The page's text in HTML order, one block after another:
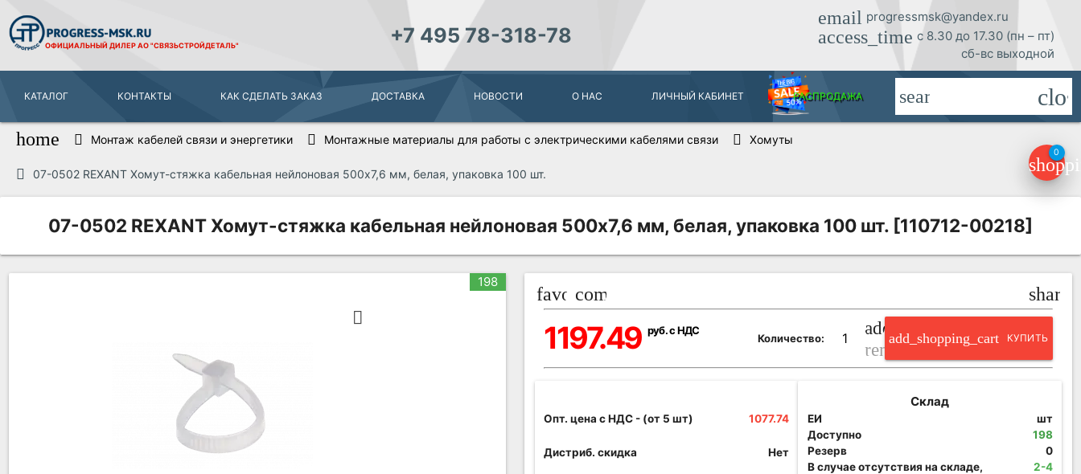
ОФИЦИАЛЬНЫЙ ДИЛЕРАО "СВЯЗЬСТРОЙДЕТАЛЬ" +7 495 78-318-78
email progressmsk@yandex.ru
access_time с 8.30 до 17.30 (пн – пт)
сб-вс выходной
КАТАЛОГ КОНТАКТЫ КАК СДЕЛАТЬ ЗАКАЗ ДОСТАВКА НОВОСТИ О НАС ЛИЧНЫЙ КАБИНЕТ РАСПРОДАЖА search
0
home Монтаж кабелей связи и энергетики Монтажные материалы для работы с электрическими кабелями связи Хомуты
07-0502 REXANT Хомут-стяжка кабельная нейлоновая 500x7,6 мм, белая, упаковка 100 шт.
07-0502 REXANT Хомут-стяжка кабельная нейлоновая 500x7,6 мм, белая, упаковка 100 шт. [110712-00218]
198
favorite_border
compare_arrows share
1197.49 руб. с НДС
Количество:
add_circle_outline
remove_circle_outline
add_shopping_cart КУПИТЬ
Опт. цена c НДС- (от 5 шт) 1077.74
Дистриб. скидка Нет
Склад
ЕИ
шт
Доступно
198
Резерв
0
В случае отсутствия на складе,
2-4